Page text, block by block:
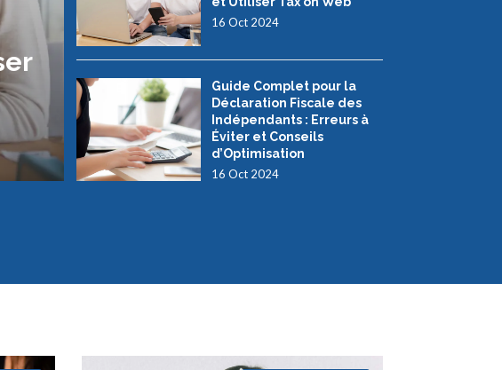
16 Oct 2024
Guide Complet pour la
Déclaration Fiscale des
Indépendants : Erreurs à
Éviter et Conseils
d’Optimisation
16 Oct 2024